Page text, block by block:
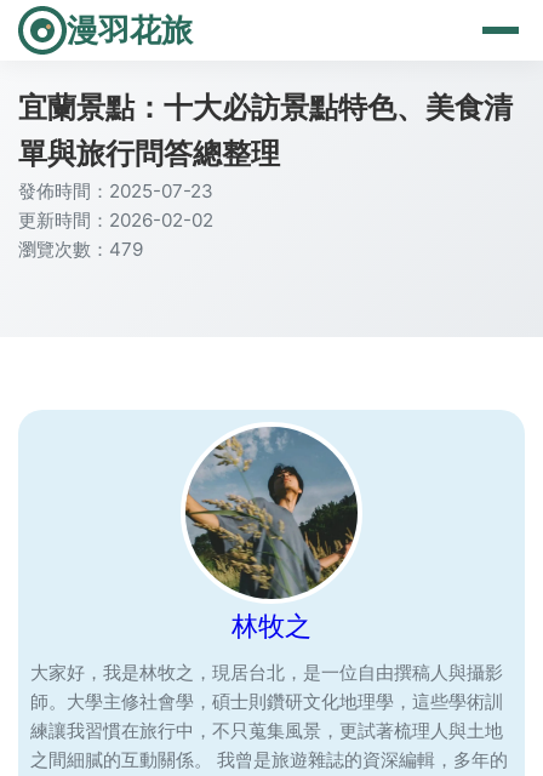
漫羽花旅
宜蘭景點：十大必訪景點特色、美食清
單與旅行問答總整理
發佈時間：2025-07-23
更新時間：2026-02-02
瀏覽次數：479
林牧之
大家好，我是林牧之，現居台北，是一位自由撰稿人與攝影
師。大學主修社會學，碩士則鑽研文化地理學，這些學術訓
練讓我習慣在旅行中，不只蒐集風景，更試著梳理人與土地
之間細膩的互動關係。 我曾是旅遊雜誌的資深編輯，多年的